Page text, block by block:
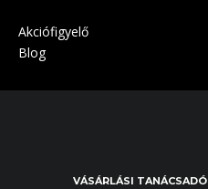
Akciófigyelő
Blog
VÁSÁRLÁSI TANÁCSADÓ